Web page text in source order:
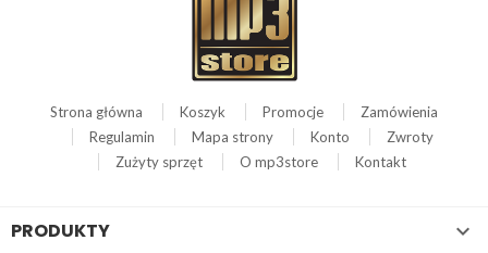
Strona główna Koszyk Promocje
Zamówienia
Regulamin
Mapa strony Konto
Zwroty
Zużyty sprzęt
O mp3store Kontakt
PRODUKTY 